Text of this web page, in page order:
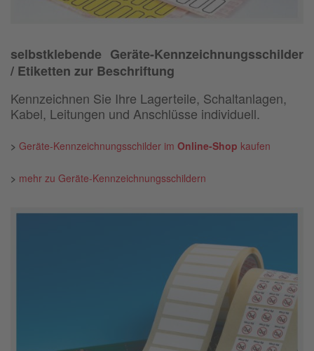
selbstklebende Geräte-Kennzeichnungsschilder
/ Etiketten zur Beschriftung
Kennzeichnen Sie Ihre Lagerteile, Schaltanlagen,
Kabel, Leitungen und Anschlüsse individuell.
> Geräte-Kennzeichnungsschilder im Online-Shop kaufen
> mehr zu Geräte-Kennzeichnungsschildern